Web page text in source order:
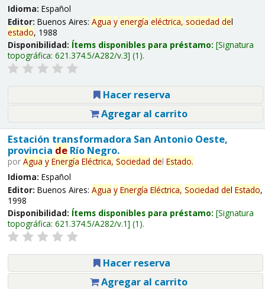
Idioma: Español
Editor: Buenos Aires: Agua y energía eléctrica, sociedad del
estado, 1988
Disponibilidad: Ítems disponibles para préstamo: Signatura
topográfica: 621.374.5/A282/v.3 (1).
Hacer reserva
Agregar al carrito
Estación transformadora San Antonio Oeste,
provincia deRío Negro.
por Agua y Energía Eléctrica, Sociedad del Estado.
Idioma: Español
Editor: Buenos Aires: Agua y Energía Eléctrica, Sociedad del Estado,
1998
Disponibilidad: Ítems disponibles para préstamo: Signatura
topográfica: 621.374.5/A282/v.1 (1).
Hacer reserva
Agregar al carrito